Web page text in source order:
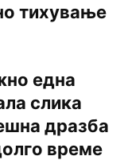
тихување
една
слика
дразба
време